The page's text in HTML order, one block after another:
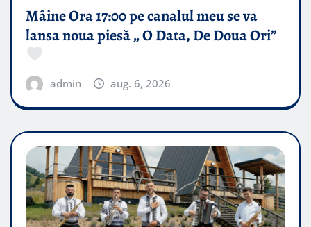
Mâine Ora 17:00 pe canalul meu se va
lansa noua piesă „ O Data, De Doua Ori”
admin aug. 6, 2026